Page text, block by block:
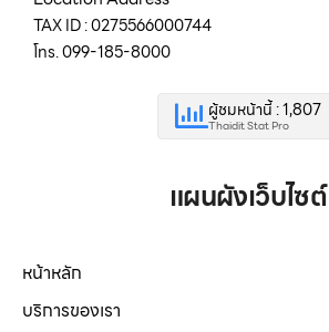
TAX ID : 0275566000744
โทร. 099-185-8000
ผู้ชมหน้านี้ : 1,807
Thaidit Stat Pro
แผนผังเว็บไซต์
หน้าหลัก
บริการของเรา